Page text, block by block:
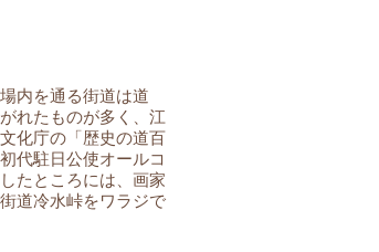
内を通る街道は道
れたものが多く、江
化庁の「歴史の道百
代駐日公使オールコ
たところには、画家
道冷水峠をワラジで